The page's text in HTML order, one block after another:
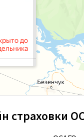
страховки